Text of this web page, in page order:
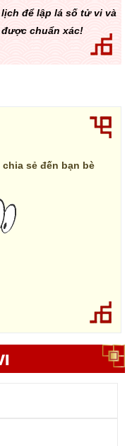
để lập lá số tử vi và
chuẩn xác!
sẻ đến bạn bè